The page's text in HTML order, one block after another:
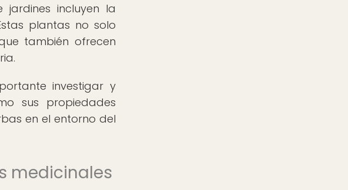
incluyen la
plantas no solo
también ofrecen
investigar y
sus propiedades
en el entorno del
medicinales